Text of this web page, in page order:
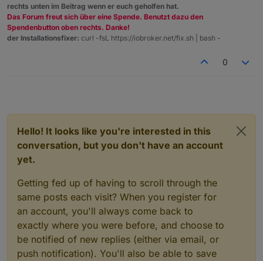
rechts unten im Beitrag wenn er euch geholfen hat.
Das Forum freut sich über eine Spende. Benutzt dazu den
Spendenbutton oben rechts. Danke!
der Installationsfixer: curl -fsL https://iobroker.net/fix.sh | bash -
0
Hello! It looks like you're interested in this
conversation, but you don't have an account
yet.
Getting fed up of having to scroll through the
same posts each visit? When you register for
an account, you'll always come back to
exactly where you were before, and choose to
be notified of new replies (either via email, or
push notification). You'll also be able to save